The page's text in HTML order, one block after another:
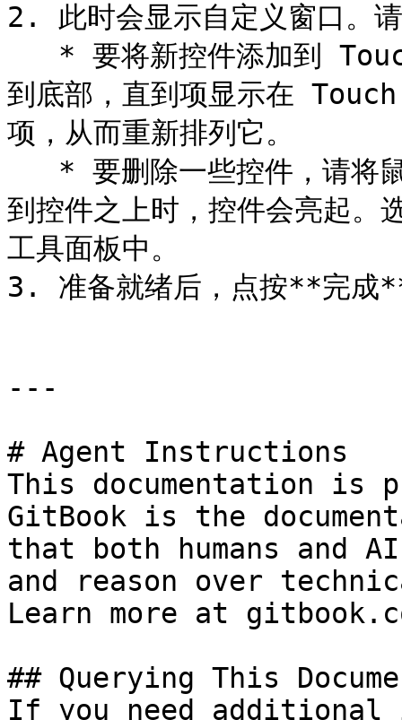
2. 此时会显示自定义窗口。
到底部，直到项显示在
项，从而重新排列它。
到控件之上时，控件会亮起。
工具面板中。
3. 准备就绪后，点按**完成
---
# Agent Instructions
This documentation is
GitBook is the
that both humans and
and reason over
Learn more at
## Querying This
If you need